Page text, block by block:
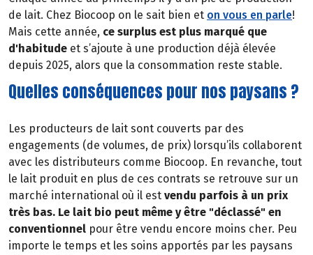
de lait. Chez Biocoop on le sait bien et on vous en parle!
Mais cette année, ce surplus est plus marqué que
d'habitude et s’ajoute à une production déjà élevée
depuis 2025, alors que la consommation reste stable.
Quelles conséquences pour nos paysans ?
Les producteurs de lait sont couverts par des
engagements (de volumes, de prix) lorsqu’ils collaborent
avec les distributeurs comme Biocoop. En revanche, tout
le lait produit en plus de ces contrats se retrouve sur un
marché international où il est vendu parfois à un prix
très bas. Le lait bio peut même y être "déclassé" en
conventionnel pour être vendu encore moins cher. Peu
importe le temps et les soins apportés par les paysans